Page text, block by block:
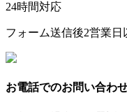
24時間対応
フォーム送信後2営業日
お電話でのお問い合わ